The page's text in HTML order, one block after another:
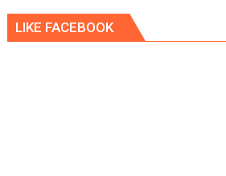
LIKE FACEBOOK